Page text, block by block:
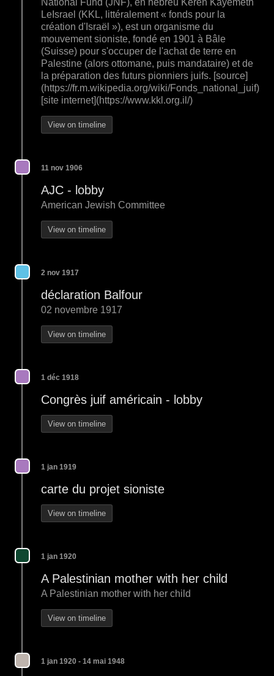
National Fund (JNF), en hébreu Keren Kayemeth
LeIsrael (KKL, littéralement « fonds pour la
création d'Israël »), est un organisme du
mouvement sioniste, fondé en 1901 à Bâle
(Suisse) pour s'occuper de l'achat de terre en
Palestine (alors ottomane, puis mandataire) et de
la préparation des futurs pionniers juifs. [source]
(https://fr.m.wikipedia.org/wiki/Fonds_national_juif)
[site internet](https://www.kkl.org.il/)
View on timeline
11 nov 1906
AJC - lobby
American Jewish Committee
View on timeline
2 nov 1917
déclaration Balfour
02 novembre 1917
View on timeline
1 déc 1918
Congrès juif américain - lobby
View on timeline
1 jan 1919
carte du projet sioniste
View on timeline
1 jan 1920
A Palestinian mother with her child
A Palestinian mother with her child
View on timeline
1 jan 1920 - 14 mai 1948